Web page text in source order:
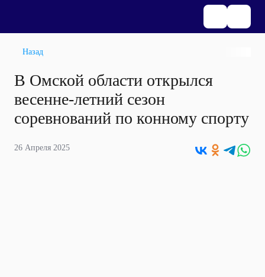
Назад
В Омской области открылся
весенне-летний сезон
соревнований по конному спорту
26 Апреля 2025